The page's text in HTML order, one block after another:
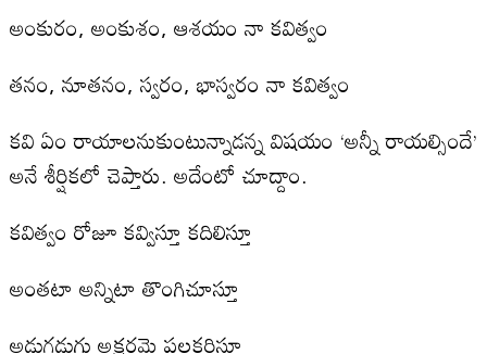
అంకురం, అంకుశం, ఆశయం నా కవిత్వం
తనం, నూతనం, స్వరం, భాస్వరం నా కవిత్వం
కవి ఏం రాయాలనుకుంటున్నాడన్న విషయం ‘అన్నీ రాయల్సిందే’
అనే శీర్షికలో చెప్తారు. అదేంటో చూద్దాం.
కవిత్వం రోజూ కవ్విస్తూ కదిలిస్తూ
అంతటా అన్నిటా తొంగిచూస్తూ
అడుగడుగు అక్షరమై పలకరిస్తూ